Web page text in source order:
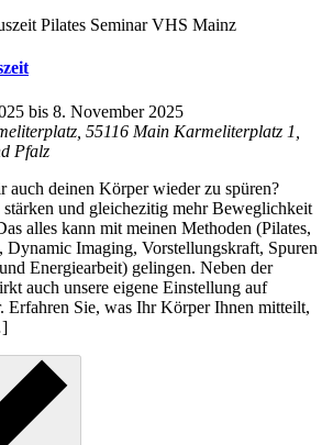
bis 8. November 2025
55116 Main Karmeliterplatz 1,
Pfalz
auch deinen Körper wieder zu spüren?
und gleichezitig mehr Beweglichkeit
alles kann mit meinen Methoden (Pilates,
Dynamic Imaging, Vorstellungskraft, Spuren
Energiearbeit) gelingen. Neben der
auch unsere eigene Einstellung auf
Erfahren Sie, was Ihr Körper Ihnen mitteilt,